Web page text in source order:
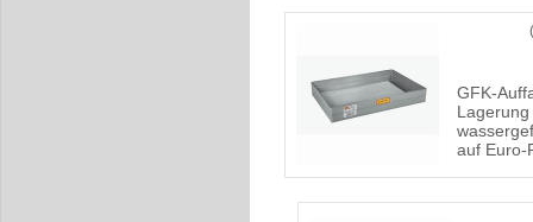
GFK-
Lagerung
auf Euro-